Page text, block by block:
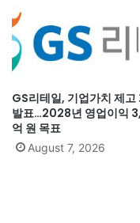
GS리테일, 기업가치 제고
발표…2028년 영업이익
억 원 목표
August 7, 2026